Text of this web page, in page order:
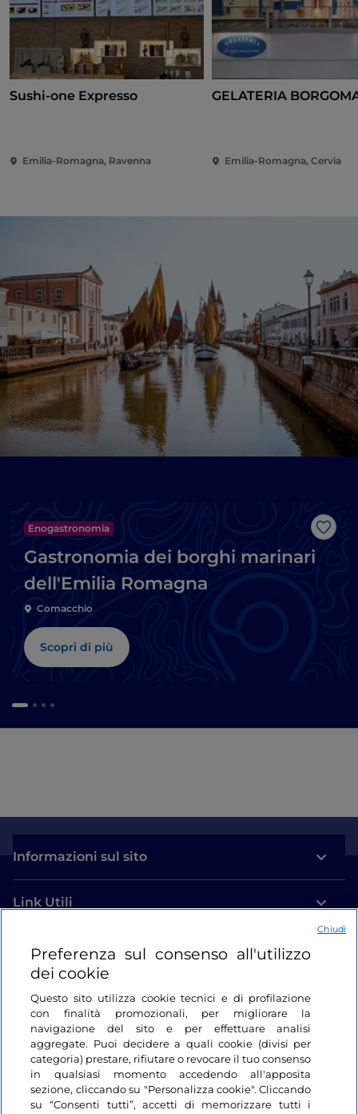
Sushi-one Expresso
Emilia-Romagna, Ravenna
GELATERIA
Emilia-Romagna, Cervia
Like
Enogastronomia
Gastronomia dei borghi marinari
dell'Emilia Romagna
Comacchio
Scopri di più
Informazioni sul sito
Link Utili
Login
Restiamo in contatto
Preferenza sul consenso all'utilizzo
dei cookie
Questo sito utilizza cookie tecnici e di profilazione
con finalità promozionali, per migliorare la
navigazione del sito e per effettuare analisi
aggregate. Puoi decidere a quali cookie (divisi per
categoria) prestare, rifiutare o revocare il tuo consenso
in qualsiasi momento accedendo all'apposita
sezione, cliccando su "Personalizza cookie". Cliccando
su “Consenti tutti”, accetti di memorizzare tutti i
Chiudi